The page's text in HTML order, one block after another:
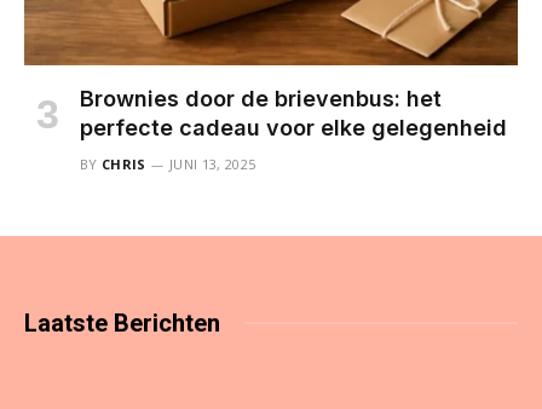
Brownies door de brievenbus: het
perfecte cadeau voor elke gelegenheid
BY CHRIS JUNI 13, 2025
Laatste Berichten